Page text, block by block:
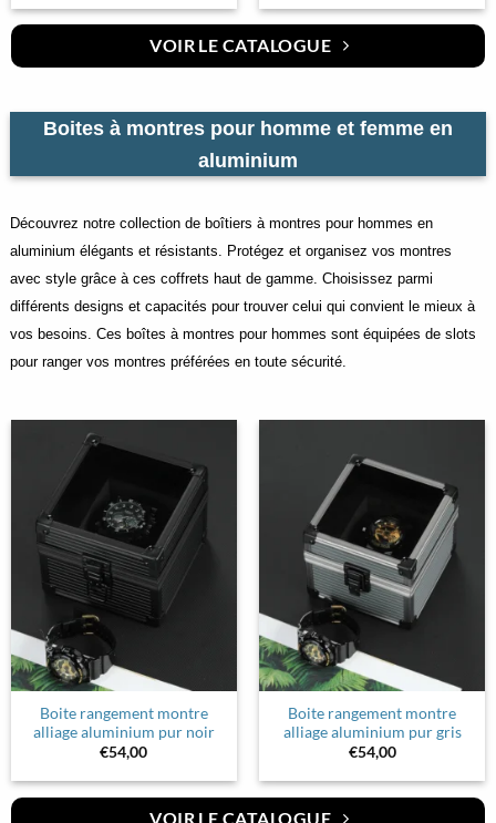
VOIR LE CATALOGUE
Boites à montres pour homme et femme en
aluminium
Découvrez notre collection de boîtiers à montres pour hommes en
aluminium élégants et résistants. Protégez et organisez vos montres
avec style grâce à ces coffrets haut de gamme. Choisissez parmi
différents designs et capacités pour trouver celui qui convient le mieux à
vos besoins. Ces boîtes à montres pour hommes sont équipées de slots
pour ranger vos montres préférées en toute sécurité.
Boite rangement montre
alliage aluminium pur noir
€54,00
Boite rangement montre
alliage aluminium pur gris
€54,00
VOIR LE CATALOGUE